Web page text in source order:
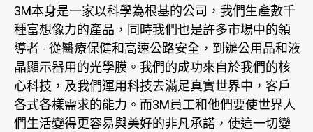
3M本身是一家以科學為根基的公司，我們生產數千
種富想像力的產品，同時我們也是許多市場中的領
導者 - 從醫療保健和高速公路安全，到辦公用品和液
晶顯示器用的光學膜。我們的成功來自於我們的核
心科技，及我們運用科技去滿足真實世界中，客戶
各式各樣需求的能力。而3M員工和他們要使世界人
們生活變得更容易與美好的非凡承諾，使這一切變